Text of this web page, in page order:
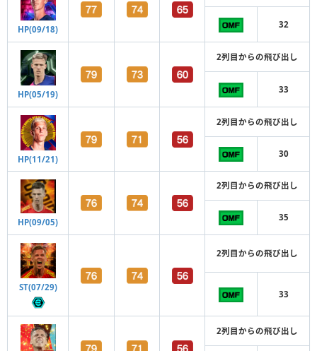
HP(09/18) 32
HP(05/19)
2列目からの飛び出し
33
HP(11/21)
2列目からの飛び出し
30
HP(09/05)
2列目からの飛び出し
35
ST(07/29)
2列目からの飛び出し
33
2列目からの飛び出し